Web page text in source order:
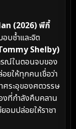
(2026) พีกี้
บช้ำและจิต
Shelby)
รณ์ในตอนจบของ
อยให้ทุกคนเชื่อว่า
ศระอุของศตวรรษ
งที่กำลังคืบคลาน
อมปล่อยให้ราชา